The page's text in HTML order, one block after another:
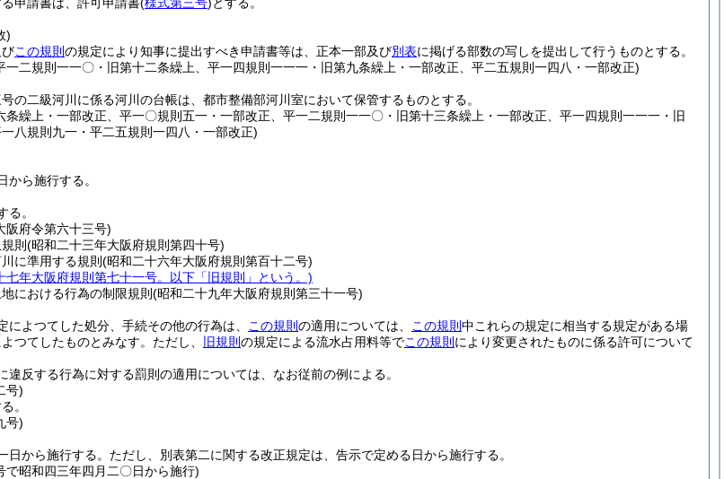
)
この規則 の規定により知事に提出すべき申請書等は、正本一部及び別表に掲げる部数の写しを提出して行うものとする。
一二規則一一〇・旧第十二条繰上、平一四規則一一一・旧第九条繰上・一部改正、平二五規則一四八・一部改正)
の二級河川に係る河川の台帳は、都市整備部河川室において保管するものとする。
条繰上・一部改正、平一〇規則五一・一部改正、平一二規則一一〇・旧第十三条繰上・一部改正、平一四規則一一一・旧
八規則九一・平二五規則一四八・一部改正)
から施行する。
る。
阪府令第六十三号)
則 (昭和二十三年大阪府規則第四十号)
に準用する規則 (昭和二十六年大阪府規則第百十二号)
七年大阪府規則第七十一号。以下「旧規則」という。)
における行為の制限規則 (昭和二十九年大阪府規則第三十一号)
によつてした処分、手続その他の行為は、 この規則 の適用については、 この規則 中これらの規定に相当する規定がある場
つてしたものとみなす。 ただし、 旧規則 の規定による流水占用料等でこの規則 により変更されたものに係る許可について
違反する行為に対する罰則の適用については、なお従前の例による。
号)
。
号)
日から施行する。 ただし、別表第二に関する改正規定は、告示で定める日から施行する。
で昭和四三年四月二〇日から施行)